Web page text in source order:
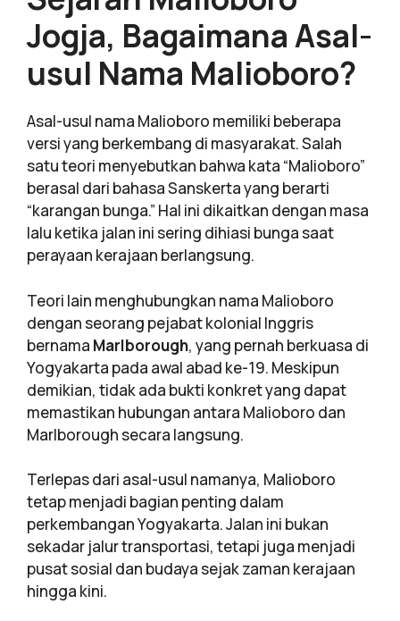
Jogja, Bagaimana Asal-
usul Nama Malioboro?
Asal-usul nama Malioboro memiliki beberapa
versi yang berkembang di masyarakat. Salah
satu teori menyebutkan bahwa kata “Malioboro”
berasal dari bahasa Sanskerta yang berarti
“karangan bunga.” Hal ini dikaitkan dengan masa
lalu ketika jalan ini sering dihiasi bunga saat
perayaan kerajaan berlangsung.
Teori lain menghubungkan nama Malioboro
dengan seorang pejabat kolonial Inggris
bernama Marlborough, yang pernah berkuasa di
Yogyakarta pada awal abad ke-19. Meskipun
demikian, tidak ada bukti konkret yang dapat
memastikan hubungan antara Malioboro dan
Marlborough secara langsung.
Terlepas dari asal-usul namanya, Malioboro
tetap menjadi bagian penting dalam
perkembangan Yogyakarta. Jalan ini bukan
sekadar jalur transportasi, tetapi juga menjadi
pusat sosial dan budaya sejak zaman kerajaan
hingga kini.